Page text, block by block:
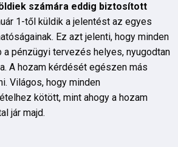
számára eddig biztosított
1-től küldik a jelentést az egyes
Ez azt jelenti, hogy minden
pénzügyi tervezés helyes, nyugodtan
A hozam kérdését egészen más
Világos, hogy minden
kötött, mint ahogy a hozam
jár majd.